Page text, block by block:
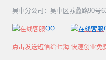
吴中分公司：吴中区苏蠡路90号
QQ
点击发送短信给七海 快速创业免